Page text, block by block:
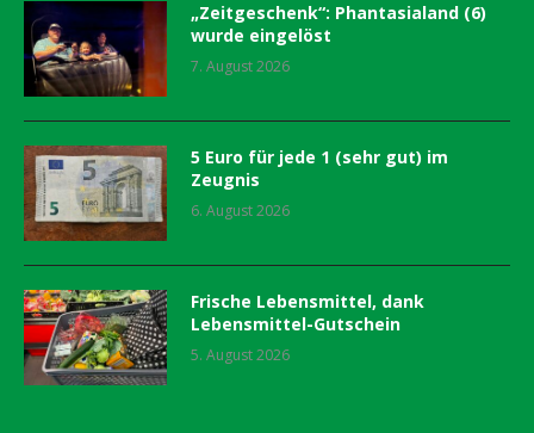
„Zeitgeschenk“: Phantasialand (6)
wurde eingelöst
7. August 2026
5 Euro für jede 1 (sehr gut) im
Zeugnis
6. August 2026
Frische Lebensmittel, dank
Lebensmittel-Gutschein
5. August 2026